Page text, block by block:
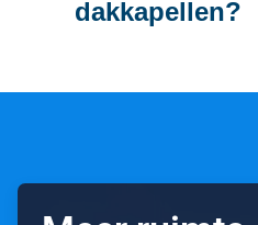
dakkapellen?